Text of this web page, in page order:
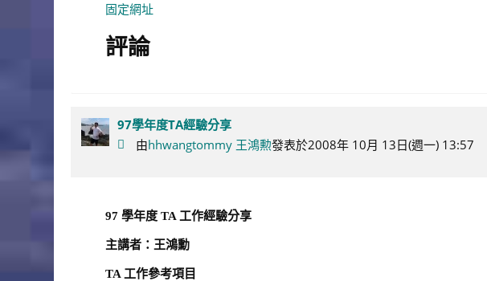
固定網址
評論
97學年度TA經驗分享
由hhwangtommy 王鴻勲發表於2008年 10月 13日(週一) 13:57
97學年度TA 工作經驗分享
主講者：王鴻勳
TA 工作參考項目